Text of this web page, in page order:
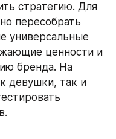
стратегию. Для
пересобрать
универсальные
ценности и
бренда. На
девушки, так и